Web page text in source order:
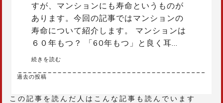
すが、マンションにも寿命というものが
あります。今回の記事ではマンションの
寿命について紹介します。 マンションは
６０年もつ？ 「60年もつ」と良く耳…
続きを読む
投
稿
過去の投稿
この記事を読んだ人はこんな記事も読んでいます